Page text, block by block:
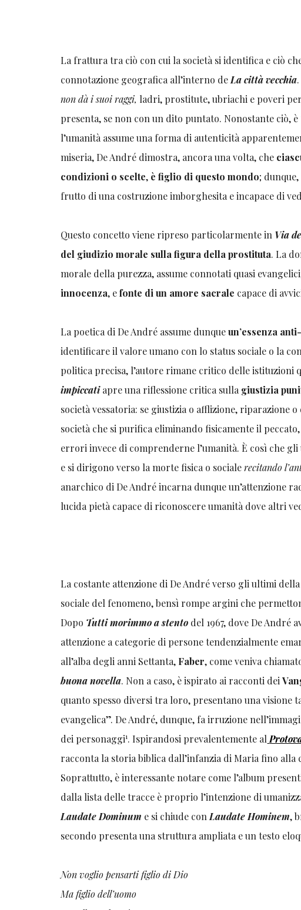
La frattura tra ciò con cui la società si identifica e ciò
connotazione geografica all’interno de La città vecchia
non dà i suoi raggi, ladri, prostitute, ubriachi e poveri
presenta, se non con un dito puntato. Nonostante ciò,
l’umanità assume una forma di autenticità
miseria, De André dimostra, ancora una volta, che
condizioni o scelte, è figlio di questo mondo;
frutto di una costruzione imborghesita e incapace di
Questo concetto viene ripreso particolarmente in Via
del giudizio morale sulla figura della prostituta. La
morale della purezza, assume connotati quasi
innocenza, efonte di un amore sacrale capace di
La poetica di De André assume dunqueun’essenza
identificare il valore umano con lo status sociale o la
politica precisa, l’autore rimane critico delle istituzioni
impiccati apre una riflessione critica sulla giustizia
società vessatoria: se giustizia o afflizione, riparazione
società che si purifica eliminando fisicamente il
errori invece di comprenderne l’umanità. È così che
e si dirigono verso la morte fisica o socialerecitando
anarchico di De André incarna dunque un’attenzione
lucida pietà capace di riconoscere umanità dove altri
La costante attenzione di De André verso gli ultimi
sociale del fenomeno, bensì rompe argini che
Dopo Tutti morimmo a stento del 1967, dove De André
attenzione a categorie di persone tendenzialmente
all’alba degli anni Settanta, Faber, come veniva
buona novella. Non a caso, è ispirato ai racconti dei
quanto spesso diversi tra loro, presentano una
evangelica”. De André, dunque, fa irruzione
dei personaggi1. Ispirandosi prevalentemente al
racconta la storia biblica dall’infanzia di Maria fino alla
Soprattutto, è interessante notare come l’album
dalla lista delle tracce è proprio l’intenzione di
Laudate Dominum e si chiude con Laudate Hominem,
secondo presenta una struttura ampliata e un testo
Non voglio pensarti figlio di Dio
Ma figlio dell’uomo